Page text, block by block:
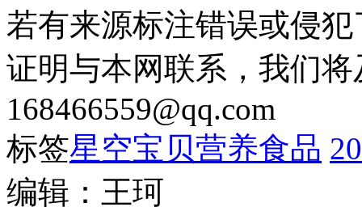
若有来源标注错误或侵
证明与本网联系，我们
168466559@qq.com
标签星空宝贝营养食品
编辑：王珂